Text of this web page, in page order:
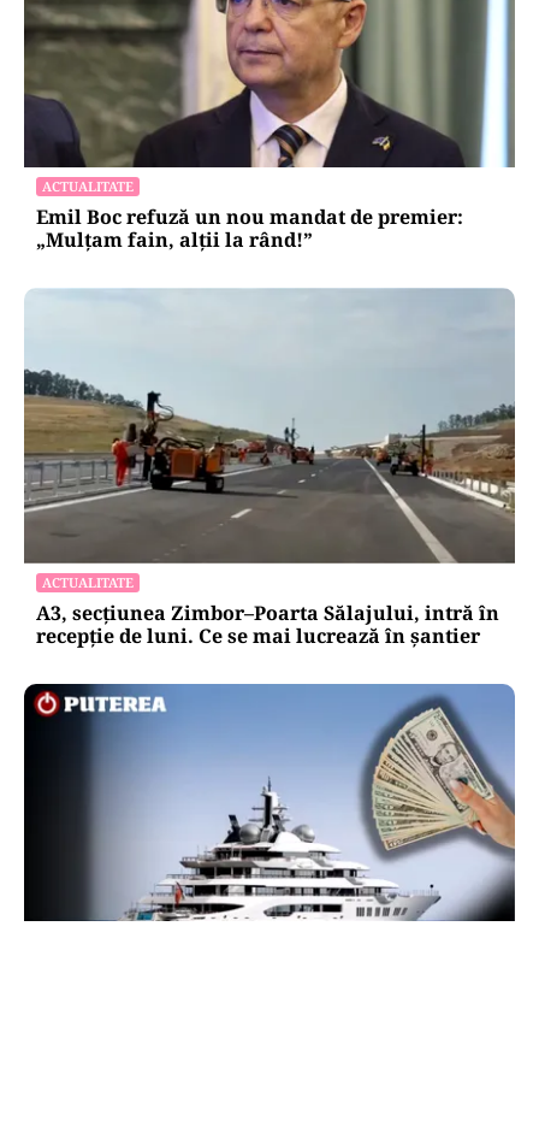
ACTUALITATE
Emil Boc refuză un nou mandat de premier:
„Mulțam fain, alții la rând!”
ACTUALITATE
A3, secțiunea Zimbor–Poarta Sălajului, intră în
recepție de luni. Ce se mai lucrează în șantier